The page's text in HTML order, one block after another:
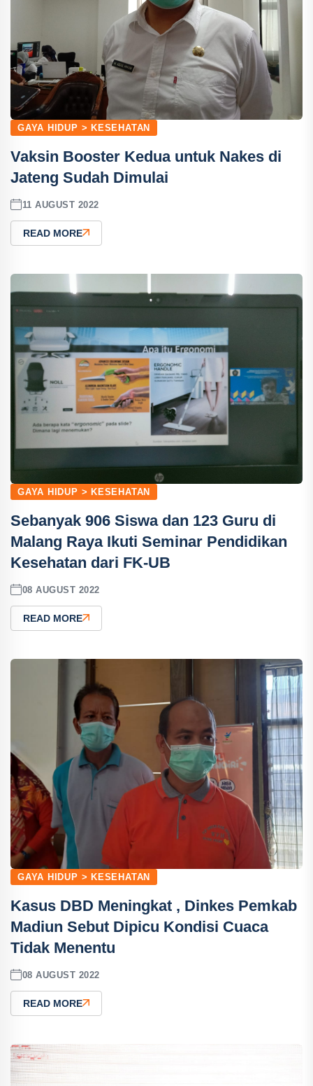
GAYA HIDUP > KESEHATAN
Vaksin Booster Kedua untuk Nakes di
Jateng Sudah Dimulai
11 AUGUST 2022
READ MORE
GAYA HIDUP > KESEHATAN
Sebanyak 906 Siswa dan 123 Guru di
Malang Raya Ikuti Seminar Pendidikan
Kesehatan dari FK-UB
08 AUGUST 2022
READ MORE
GAYA HIDUP > KESEHATAN
Kasus DBD Meningkat , Dinkes Pemkab
Madiun Sebut Dipicu Kondisi Cuaca
Tidak Menentu
08 AUGUST 2022
READ MORE